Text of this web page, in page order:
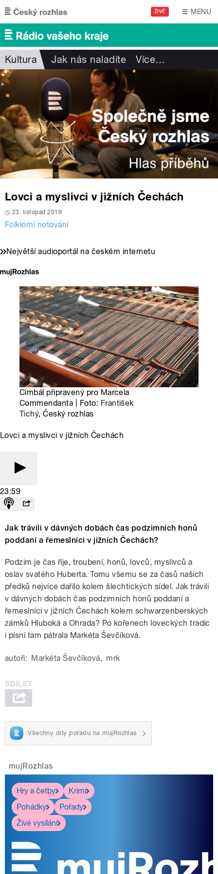
Přejít k hlavnímu obsahu
ŽIVĚ MENU
Kultura Jak nás naladíte Více…
Lovci a myslivci v jižních Čechách
23. listopad 2019
Folklorní notování
Největší audioportál na českém internetu
Cimbál připravený pro Marcela
Commendanta | Foto: František
Tichý, Český rozhlas
Lovci a myslivci v jižních Čechách
23:59
Jak trávili v dávných dobách čas podzimních honů
poddaní a řemeslníci v jižních Čechách?
Podzim je čas říje, troubení, honů, lovců, myslivců a
oslav svatého Huberta. Tomu všemu se za časů našich
předků nejvíce dařilo kolem šlechtických sídel. Jak trávili
v dávných dobách čas podzimních honů poddaní a
řemeslníci v jižních Čechách kolem schwarzenberských
zámků Hluboká a Ohrada? Po kořenech loveckých tradic
i písní tam pátrala Markéta Ševčíková.
autoři: Markéta Ševčíková, mrk
Všechny díly pořadu na mujRozhlas
mujRozhlas
Hry a četby
Krimi
Pohádky
Pořady
Živé vysílání